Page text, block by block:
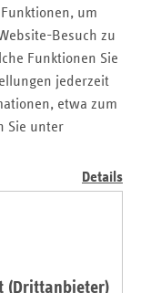
um
Besuch zu
Funktionen Sie
jederzeit
etwa zum
Sie unter
Details
(Drittanbieter)
Eine